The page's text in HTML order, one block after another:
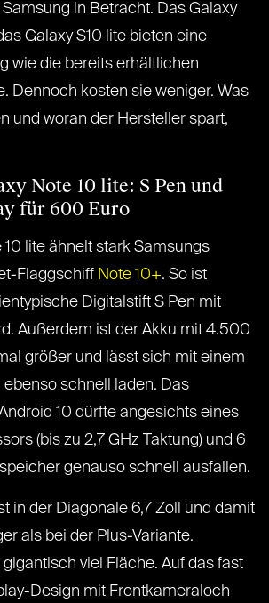
in Betracht. Das Galaxy
Galaxy S10 lite bieten eine
wie die bereits erhältlichen
Dennoch kosten sie weniger. Was
und woran der Hersteller spart,
Note 10 lite: S Pen und
für 600 Euro
10 lite ähnelt stark Samsungs
Flaggschiff Note 10+. So ist
Digitalstift S Pen mit
Außerdem ist der Akku mit 4.500
größer und lässt sich mit einem
schnell laden. Das
10 dürfte angesichts eines
(bis zu 2,7 GHz Taktung) und 6
genauso schnell ausfallen.
in der Diagonale 6,7 Zoll und damit
als bei der Plus-Variante.
gigantisch viel Fläche. Auf das fast
Design mit Frontkameraloch